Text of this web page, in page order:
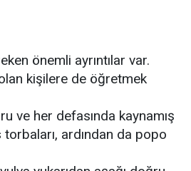
önemli ayrıntılar var.
olan kişilere de öğretmek
ve her defasında kaynamış
torbaları, ardından da popo